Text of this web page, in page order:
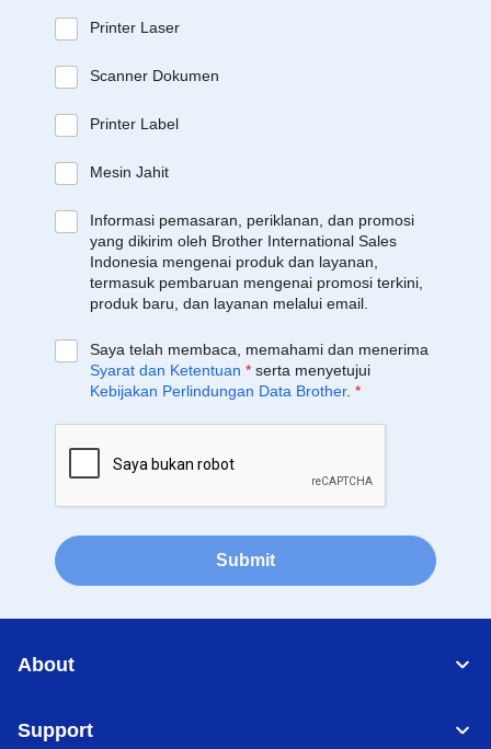
Printer Laser
Scanner Dokumen
Printer Label
Mesin Jahit
Informasi pemasaran, periklanan, dan promosi
yang dikirim oleh Brother International Sales
Indonesia mengenai produk dan layanan,
termasuk pembaruan mengenai promosi terkini,
produk baru, dan layanan melalui email.
Saya telah membaca, memahami dan menerima
Syarat dan Ketentuan * serta menyetujui
Kebijakan Perlindungan Data Brother. *
Submit
About
Support